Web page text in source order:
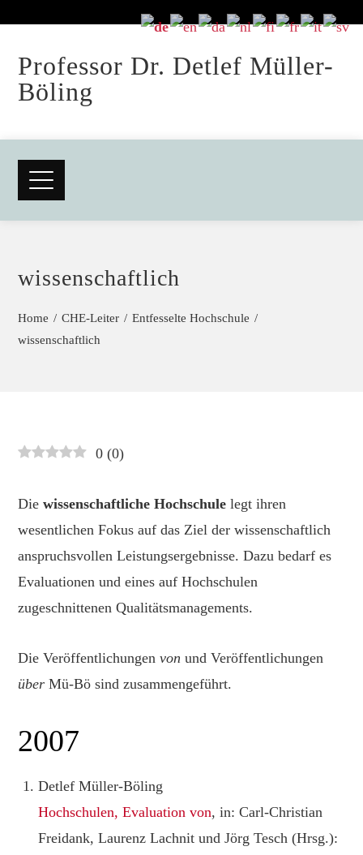
Professor Dr. Detlef Müller-
Böling
wissenschaftlich
Home CHE-Leiter
Entfesselte Hochschule
wissenschaftlich
0 (0)
Diewissenschaftliche Hochschule legt ihren
wesentlichen Fokus auf das Ziel der wissenschaftlich
anspruchsvollen Leistungsergebnisse. Dazu bedarf es
Evaluationen und eines auf Hochschulen
zugeschnittenen Qualitätsmanagements.
Die Veröffentlichungenvon und Veröffentlichungen
über Mü-Bö sind zusammengeführt.
2007
Detlef Müller-Böling
Hochschulen, Evaluation von, in: Carl-Christian
Freidank, Laurenz Lachnit und Jörg Tesch (Hrsg.):